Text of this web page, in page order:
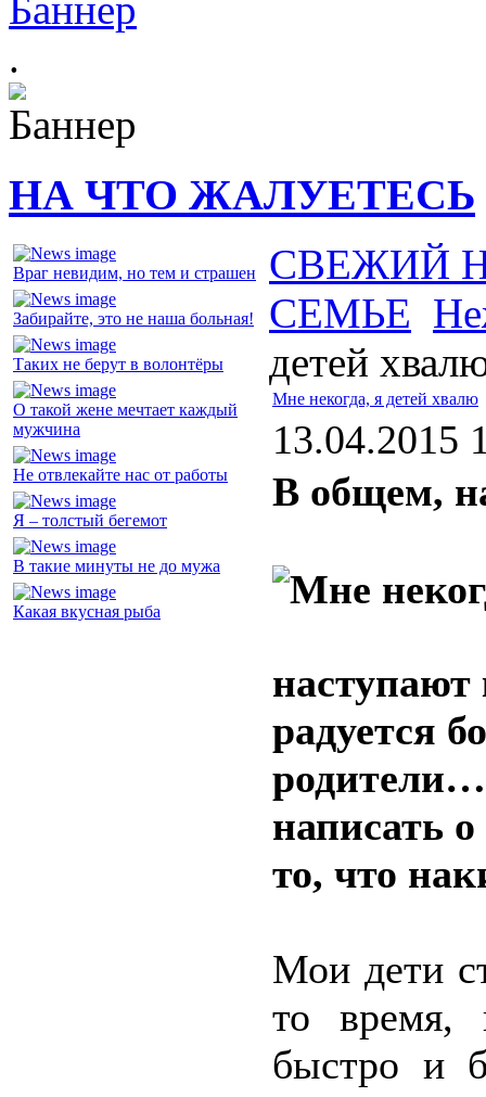
.
НА ЧТО ЖАЛУЕТЕСЬ
Враг невидим, но тем и страшен
Забирайте, это не наша больная!
Таких не берут в волонтёры
О такой жене мечтает каждый
мужчина
Не отвлекайте нас от работы
Я – толстый бегемот
В такие минуты не до мужа
Какая вкусная рыба
СВЕЖИЙ
СЕМЬЕ
детей
Мне некогда, я детей хвалю
13.04.2015
В общем,
радуется
родители…
написать
то, что
Мои дети
то время,
быстро и